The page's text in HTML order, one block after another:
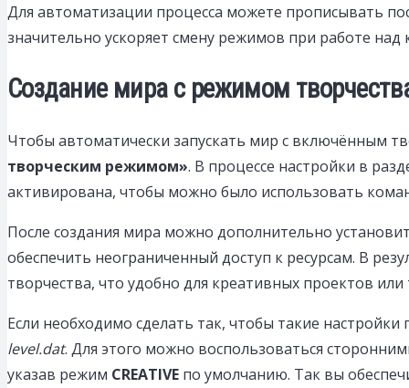
Для автоматизации процесса можете прописывать
значительно ускоряет смену режимов при работе
Создание мира с режимом
Чтобы автоматически запускать мир с
творческим режимом». В процессе настройки в
активирована, чтобы можно было использовать
После создания мира можно дополнительно
обеспечить неограниченный доступ к ресурсам. В
творчества, что удобно для креативных проектов
Если необходимо сделать так, чтобы такие
level.dat. Для этого можно воспользоваться
указав режим CREATIVE по умолчанию. Так вы